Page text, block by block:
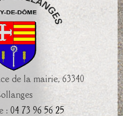
de la mairie, 63340
: 04 73 96 56 25